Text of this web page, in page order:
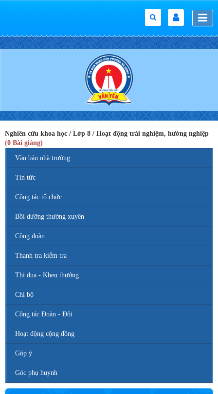
Nghiên cứu khoa học / Lớp 8 / Hoạt động trải nghiệm, hướng nghiệp
(0 Bài giảng)
Văn bản nhà trường
Tin tức
Công tác tổ chức
Bồi dưỡng thường xuyên
Công đoàn
Thanh tra kiểm tra
Thi đua - Khen thưởng
Chi bộ
Công tác Đoàn - Đội
Hoạt động cộng đồng
Góp ý
Góc phụ huynh